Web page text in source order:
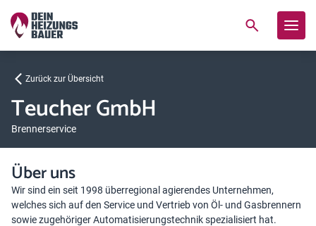
Zurück zur Übersicht
Teucher GmbH
Brennerservice
Über uns
Wir sind ein seit 1998 überregional agierendes Unternehmen,
welches sich auf den Service und Vertrieb von Öl- und Gasbrennern
sowie zugehöriger Automatisierungstechnik spezialisiert hat.